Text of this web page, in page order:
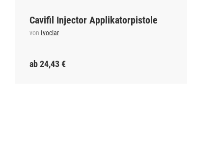
Cavifil Injector Applikatorpistole
von Ivoclar
ab 24,43 €